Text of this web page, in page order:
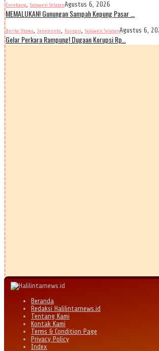
Enrekang, Sulawesi SelatanAgustus 6, 2026
MEMALUKAN! Gunungan Sampah Kepung Pasar …
Berita Utama, Jeneponto, Korupsi, Sulawesi SelatanAgustus 6,
Gelar Perkara Rampung! Dugaan Korupsi Rp…
Beranda
Redaksi Halilintarnews.id
Tentang Kami
Kontak Kami
Terms & Condition Page
Privacy Policy
Index